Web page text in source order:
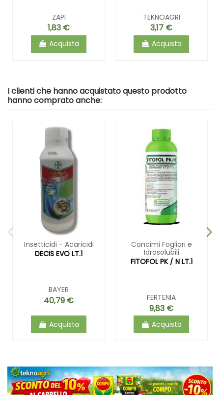
ZAPI
1,83 €
Acquista
TEKNOAGRI
3,17 €
Acquista
I clienti che hanno acquistato questo prodotto
hanno comprato anche:
Insetticidi - Acaricidi
DECIS EVO LT.1
BAYER
40,79 €
Acquista
Concimi Fogliari e
Idrosolubili
FITOFOL PK / N LT.1
FERTENIA
9,83 €
Acquista